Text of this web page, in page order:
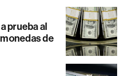
prueba al
de